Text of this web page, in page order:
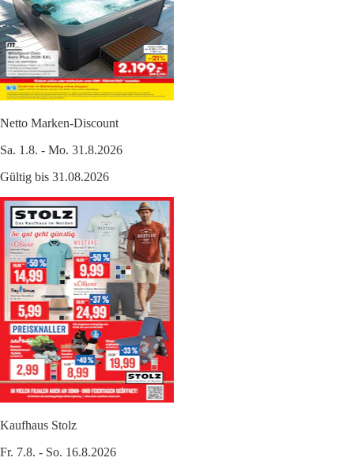
Netto Marken-Discount
Sa. 1.8. - Mo. 31.8.2026
Gültig bis 31.08.2026
Kaufhaus Stolz
Fr. 7.8. - So. 16.8.2026